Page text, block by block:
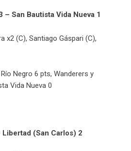
– San Bautista Vida Nueva 1
x2 (C), Santiago Gáspari (C),
Río Negro 6 pts, Wanderers y
Vida Nueva 0
Libertad (San Carlos) 2